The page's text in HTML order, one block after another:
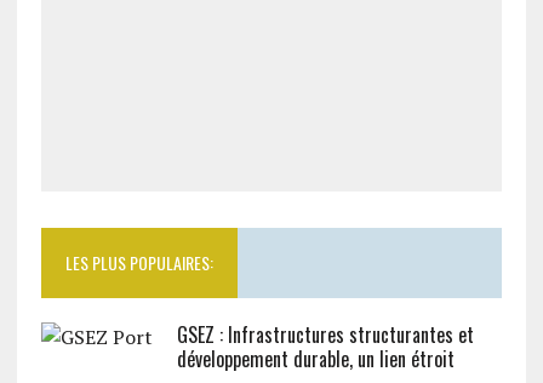
LES PLUS POPULAIRES:
GSEZ : Infrastructures structurantes et
développement durable, un lien étroit